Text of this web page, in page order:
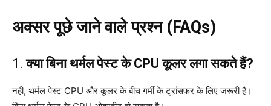
अक्सर पूछे जाने वाले प्रश्न (FAQs)
1.क्या बिना थर्मल पेस्ट के CPU कूलर लगा सकते हैं?
नहीं, थर्मल पेस्ट CPU और कूलर के बीच गर्मी के ट्रांसफर के लिए जरूरी है।